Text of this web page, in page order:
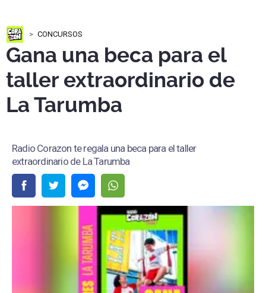
CONCURSOS
Gana una beca para el
taller extraordinario de
La Tarumba
Radio Corazon te regala una beca para el taller
extraordinario de La Tarumba